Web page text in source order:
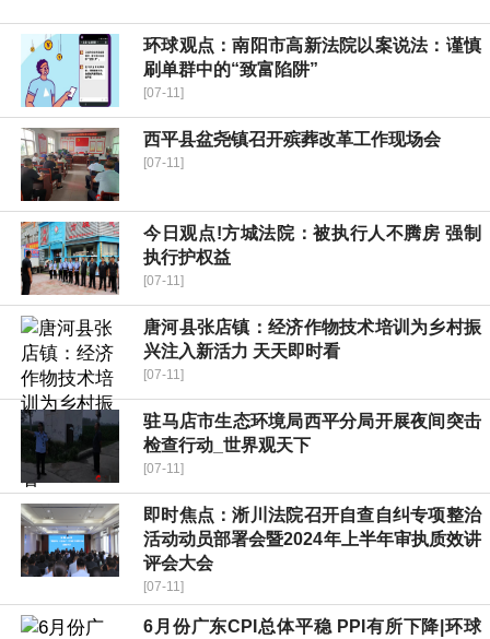
环球观点：南阳市高新法院以案说法：谨慎
刷单群中的“致富陷阱”
[07-11]
​西平县盆尧镇召开殡葬改革工作现场会
[07-11]
今日观点!方城法院：被执行人不腾房 强制
执行护权益
[07-11]
唐河县张店镇：经济作物技术培训为乡村振
兴注入新活力 天天即时看
[07-11]
​驻马店市生态环境局西平分局开展夜间突击
检查行动_世界观天下
[07-11]
即时焦点：淅川法院召开自查自纠专项整治
活动动员部署会暨2024年上半年审执质效讲
评会大会
[07-11]
6月份广东CPI总体平稳 PPI有所下降|环球